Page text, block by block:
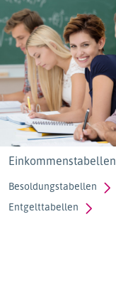
Einkommenstabellen
Besoldungstabellen
Entgelttabellen